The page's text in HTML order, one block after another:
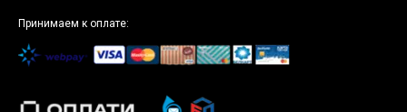
Принимаем к оплате: